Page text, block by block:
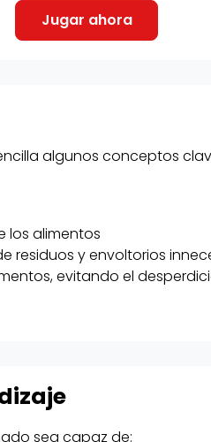
algunos conceptos
los alimentos
residuos y envoltorios
evitando el
sea capaz de: